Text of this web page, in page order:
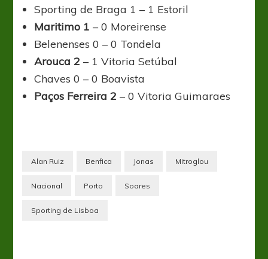
Sporting de Braga 1 – 1 Estoril
Maritimo 1 – 0 Moreirense
Belenenses 0 – 0 Tondela
Arouca 2 – 1 Vitoria Setúbal
Chaves 0 – 0 Boavista
Paços Ferreira 2 – 0 Vitoria Guimaraes
Alan Ruiz Benfica Jonas Mitroglou
Nacional Porto Soares
Sporting de Lisboa